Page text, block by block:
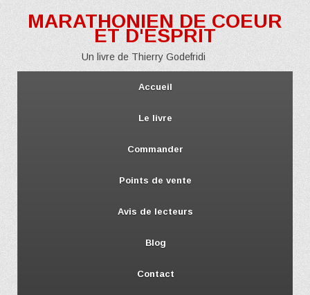
MARATHONIEN DE COEUR
ET D'ESPRIT
Un livre de Thierry Godefridi
Accueil
Le livre
Commander
Points de vente
Avis de lecteurs
Blog
Contact